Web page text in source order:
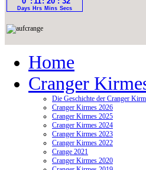
Home
Cranger
Die Geschichte der Cranger
Cranger Kirmes 2026
Cranger Kirmes 2025
Cranger Kirmes 2024
Cranger Kirmes 2023
Cranger Kirmes 2022
Crange 2021
Cranger Kirmes 2020